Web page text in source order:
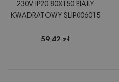
230V IP20 80X150 BIAŁY
KWADRATOWY SLIP006015
59,42 zł